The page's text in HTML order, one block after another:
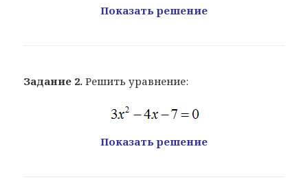
Показать решение
Задание 2. Решить уравнение:
Показать решение